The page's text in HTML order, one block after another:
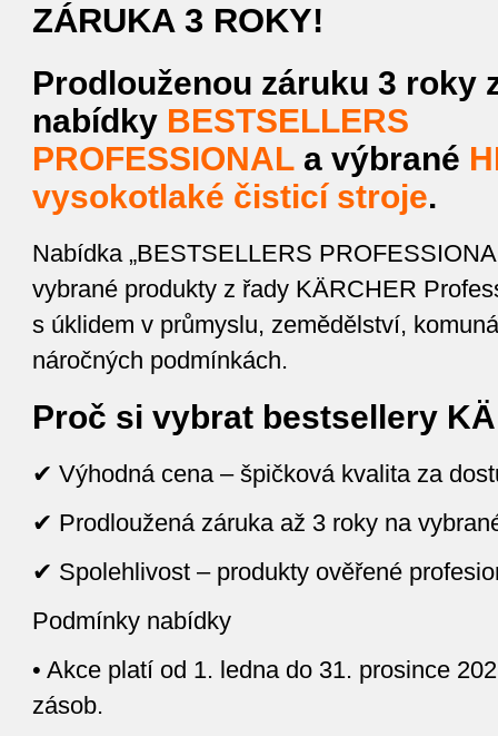
ZÁRUKA 3 ROKY!
Prodlouženou záruku 3 roky
nabídky BESTSELLERS
PROFESSIONALa výbrané
vysokotlaké čisticí stroje.
Nabídka „BESTSELLERS
vybrané produkty z řady KÄRCHER
s úklidem v průmyslu, zemědělství,
náročných podmínkách.
Proč si vybrat bestsellery
✔ Výhodná cena – špičková kvalita za
✔ Prodloužená záruka až 3 roky na
✔ Spolehlivost – produkty ověřené
Podmínky nabídky
• Akce platí od 1. ledna do 31. prosince
zásob.